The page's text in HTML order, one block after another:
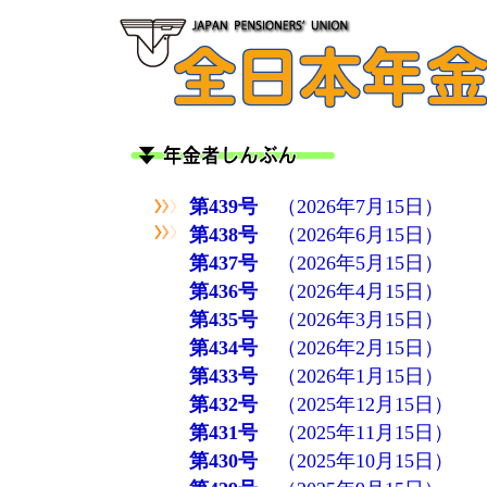
第439号 （2026年7月15日）
第438号 （2026年6月15日）
第437号 （2026年5月15日）
第436号 （2026年4月15日）
第435号 （2026年3月15日）
第434号 （2026年2月15日）
第433号 （2026年1月15日）
第432号 （2025年12月15日）
第431号 （2025年11月15日）
第430号 （2025年10月15日）